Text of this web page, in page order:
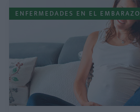
ENFERMEDADES EN EL EMBARAZO